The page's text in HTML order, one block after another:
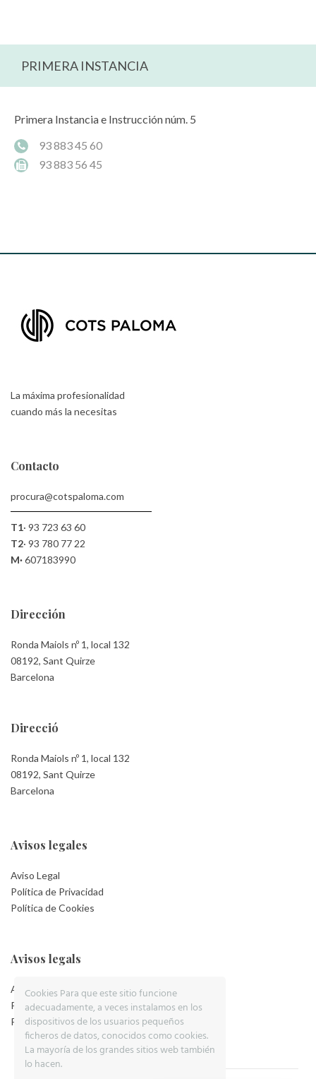
PRIMERA INSTANCIA
Primera Instancia e Instrucción núm. 5
93 883 45 60
93 883 56 45
La máxima profesionalidad
cuando más la necesitas
Contacto
procura@cotspaloma.com
T1· 93 723 63 60
T2· 93 780 77 22
M·607183990
Dirección
Ronda Maiols nº 1, local 132
08192, Sant Quirze
Barcelona
Direcció
Ronda Maiols nº 1, local 132
08192, Sant Quirze
Barcelona
Avisos legales
Aviso Legal
Política de Privacidad
Política de Cookies
Avisos legals
Aviso Legal
Política de Privacidad
Política de Cookies
Cookies Para que este sitio funcione
adecuadamente, a veces instalamos en los
dispositivos de los usuarios pequeños
ficheros de datos, conocidos como cookies.
La mayoría de los grandes sitios web también
lo hacen.